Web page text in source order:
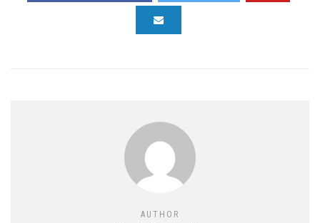
AUTHOR